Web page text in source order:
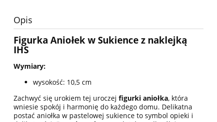
Opis
Figurka Aniołek w Sukience z naklejką
IHS
Wymiary:
wysokość: 10,5 cm
Zachwyć się urokiem tej uroczej figurki aniołka, która
wniesie spokój i harmonię do każdego domu. Delikatna
postać aniołka w pastelowej sukience to symbol opieki i